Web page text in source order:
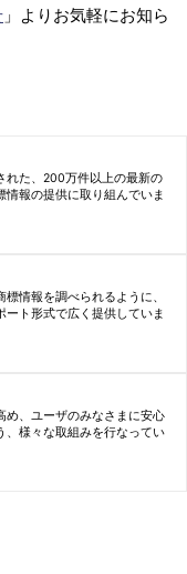
」よりお気軽にお知ら
れた、200万件以上の最新の
報の提供に取り組んでいま
情報を調べられるように、
ト形式で広く提供していま
め、ユーザのみなさまに安心
、様々な取組みを行なってい